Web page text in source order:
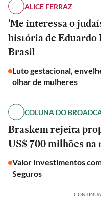
ALICE FERRAZ
'Me interessa o
história de Eduardo
Brasil
Luto gestacional,
olhar de mulheres
COLUNA DO
Braskem rejeita
US$ 700 milhões
Valor Investimentos
Seguros